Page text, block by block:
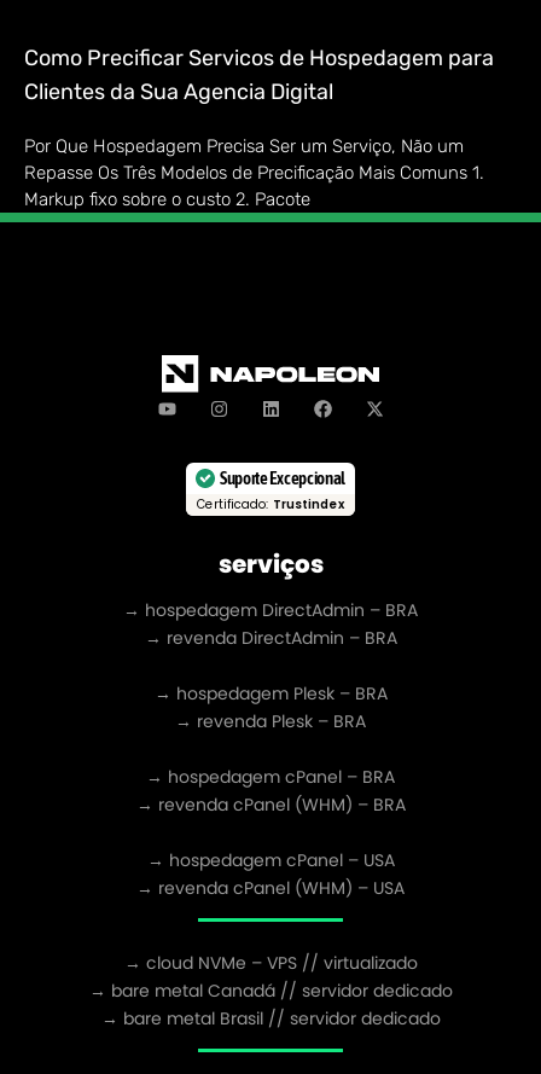
Como Precificar Servicos de Hospedagem para
Clientes da Sua Agencia Digital
Por Que Hospedagem Precisa Ser um Serviço, Não um
Repasse Os Três Modelos de Precificação Mais Comuns 1.
Markup fixo sobre o custo 2. Pacote
Suporte Excepcional
Certificado: Trustindex
serviços
→ hospedagem DirectAdmin – BRA
→ revenda DirectAdmin – BRA
→ hospedagem Plesk – BRA
→ revenda Plesk – BRA
→ hospedagem cPanel – BRA
→ revenda cPanel (WHM) – BRA
→ hospedagem cPanel – USA
→ revenda cPanel (WHM) – USA
→ cloud NVMe – VPS // virtualizado
→ bare metal Canadá // servidor dedicado
→ bare metal Brasil // servidor dedicado